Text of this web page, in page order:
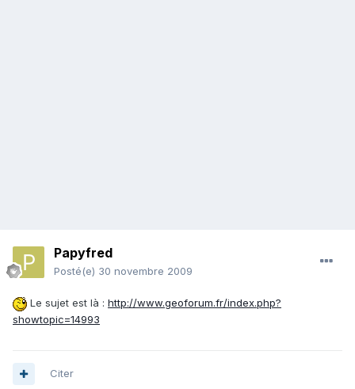
Papyfred
Posté(e) 30 novembre 2009
Le sujet est là : http://www.geoforum.fr/index.php?
showtopic=14993
Citer